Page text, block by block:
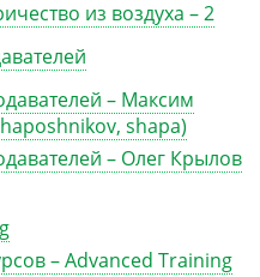
из воздуха – 2
– Максим
shapa)
– Олег Крылов
– Advanced Training